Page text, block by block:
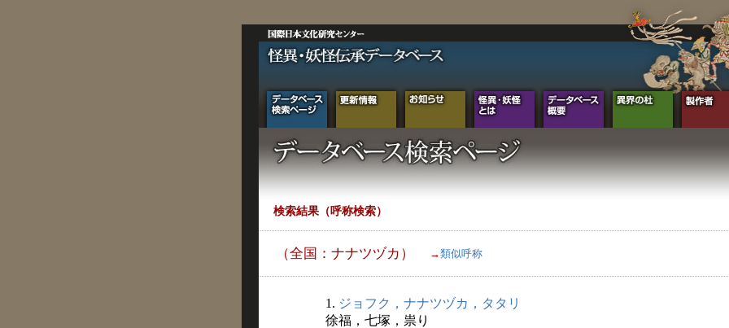
検索結果（呼称検索）
（全国：ナナツヅカ） →類似呼称
1. ジョフク，ナナツヅカ，タタリ
徐福，七塚，祟り